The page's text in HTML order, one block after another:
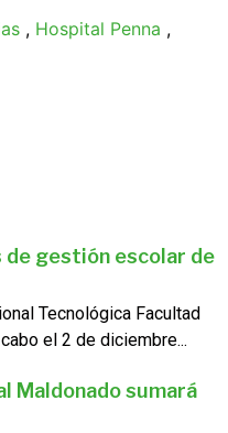
, Hospital Penna ,
gestión escolar de
Tecnológica Facultad
el 2 de diciembre...
Maldonado sumará